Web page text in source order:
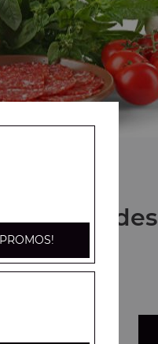
Nos Salades